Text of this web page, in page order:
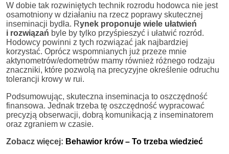
W dobie tak rozwiniętych technik rozrodu hodowca nie jest
osamotniony w działaniu na rzecz poprawy skutecznej
inseminacji bydła. Rynek proponuje wiele ułatwień
i rozwiązań byle by tylko przyśpieszyć i ułatwić rozród.
Hodowcy powinni z tych rozwiązać jak najbardziej
korzystać. Oprócz wspomnianych już przeze mnie
aktynometrów/edometrów mamy również różnego rodzaju
znaczniki, które pozwolą na precyzyjne określenie odruchu
tolerancji krowy w rui.
Podsumowując, skuteczna inseminacja to oszczędność
finansowa. Jednak trzeba tę oszczędność wypracować
precyzją obserwacji, dobrą komunikacją z inseminatorem
oraz zgraniem w czasie.
Zobacz więcej: Behawior krów – To trzeba wiedzieć